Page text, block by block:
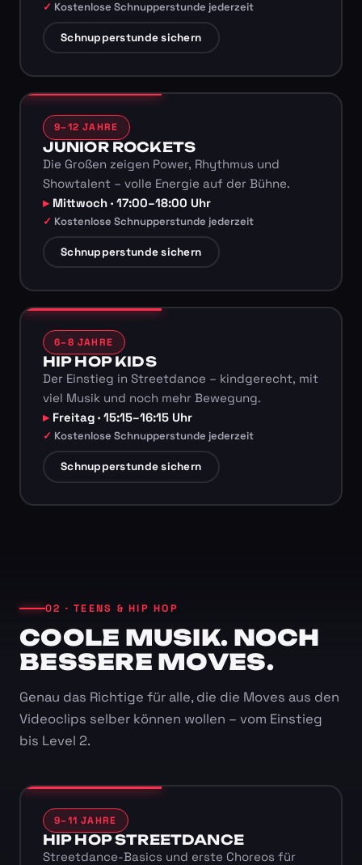
Kostenlose Schnupperstunde jederzeit
Schnupperstunde sichern
9–12 JAHRE
JUNIOR ROCKETS
Die Großen zeigen Power, Rhythmus und
Showtalent – volle Energie auf der Bühne.
Mittwoch · 17:00–18:00 Uhr
Kostenlose Schnupperstunde jederzeit
Schnupperstunde sichern
6–8 JAHRE
HIP HOP KIDS
Der Einstieg in Streetdance – kindgerecht, mit
viel Musik und noch mehr Bewegung.
Freitag · 15:15–16:15 Uhr
Kostenlose Schnupperstunde jederzeit
Schnupperstunde sichern
02 · TEENS & HIP HOP
COOLE MUSIK. NOCH
BESSERE MOVES.
Genau das Richtige für alle, die die Moves aus den
Videoclips selber können wollen – vom Einstieg
bis Level 2.
9–11 JAHRE
HIP HOP STREETDANCE
Streetdance-Basics und erste Choreos für